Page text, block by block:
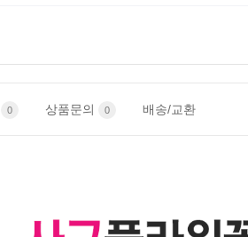
0 상품문의 0 배송/교환